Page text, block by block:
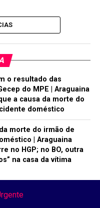
o resultado das
do MPE | Araguaina
a causa da morte do
doméstico
morte do irmão de
| Araguaina
no HGP; no BO, outra
na casa da vítima